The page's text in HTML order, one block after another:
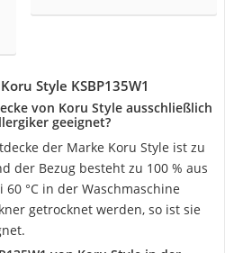
Style KSBP135W1
von Koru Style ausschließlich
geeignet?
der Marke Koru Style ist zu
der Bezug besteht zu 100 % aus
°C in der Waschmaschine
getrocknet werden, so ist sie